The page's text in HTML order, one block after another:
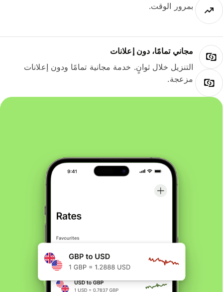
بمرور الوقت.
مجاني تمامًا، دون إعلانات
التنزيل خلال ثوانٍ. خدمة مجانية تمامًا ودون إعلانات
مزعجة.